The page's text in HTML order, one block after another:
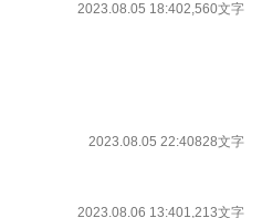
2023.08.05 18:402,560文字
2023.08.05 22:40828文字
2023.08.06 13:401,213文字